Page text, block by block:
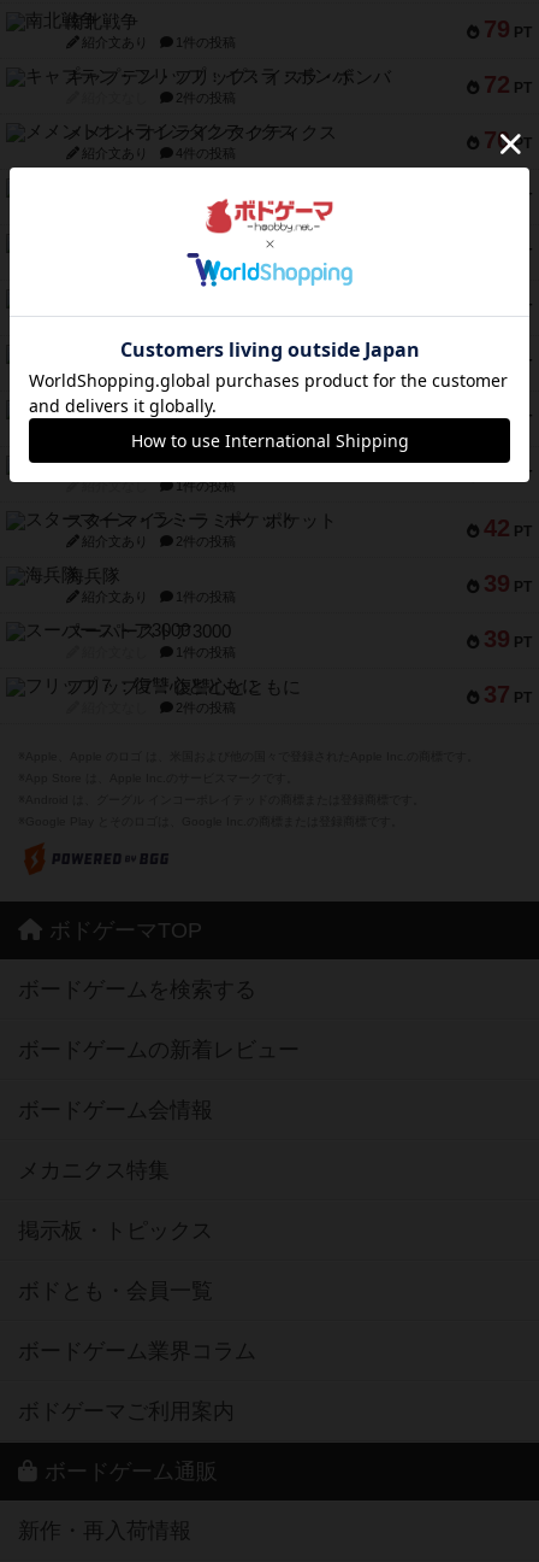
79 PT
南北戦争
紹介文あり 1件の投稿
72 PT
キャプテン・フリップ：イスラ・ボンバ
2件の投稿
70 PT
メメントオンラインタクティクス
紹介文あり 4件の投稿
PT
1件の投稿
PT
1件の投稿
PT
紹介文あり 1件の投稿
PT
ふたつの街の物語
紹介文あり 18件の投稿
50 PT
クランク! ：冒険者たち（拡張）
PT
とうほうの！
紹介文なし 1件の投稿
42 PT
スターマイン・ラミー ポケット
紹介文あり 2件の投稿
39 PT
海兵隊
紹介文あり 1件の投稿
39 PT
スーパーストア3000
1件の投稿
37 PT
フリップ７：復讐心とともに
2件の投稿
ボドゲーマTOP
ボードゲームを検索する
ボードゲームの新着レビュー
ボードゲーム会情報
メカニクス特集
掲示板・トピックス
ボドとも・会員一覧
ボードゲーム業界コラム
ボドゲーマご利用案内
ボードゲーム通販
新作・再入荷情報